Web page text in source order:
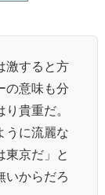
激すると方
の意味も分
貴重だ。
うに流麗な
東京だ」と
いからだろ